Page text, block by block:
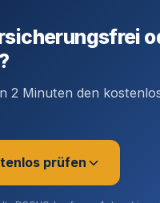
2 Minuten den
prüfen